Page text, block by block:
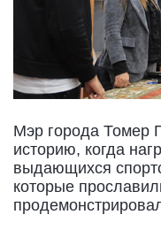
Мэр города Томер
историю, когда
выдающихся
которые